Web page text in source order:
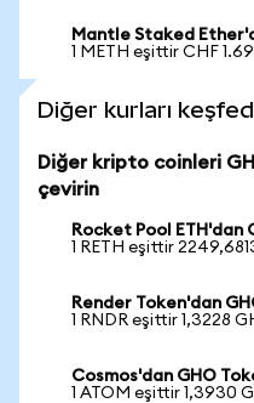
Mantle Staked
1 METH eşittir CHF
Diğer kurları
Diğer kripto coinleri
çevirin
Rocket Pool ETH'dan
1 RETH eşittir
Render Token'dan
1 RNDR eşittir 1,3228
Cosmos'dan GHO
1 ATOM eşittir 1,3930